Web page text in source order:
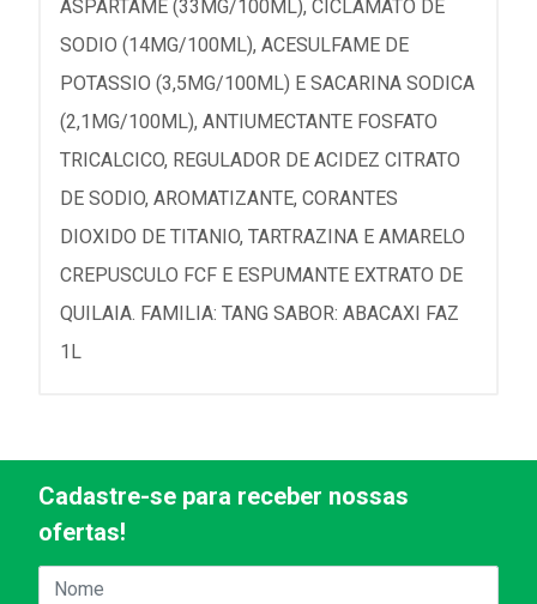
ASPARTAME (33MG/100ML), CICLAMATO DE
SODIO (14MG/100ML), ACESULFAME DE
POTASSIO (3,5MG/100ML) E SACARINA SODICA
(2,1MG/100ML), ANTIUMECTANTE FOSFATO
TRICALCICO, REGULADOR DE ACIDEZ CITRATO
DE SODIO, AROMATIZANTE, CORANTES
DIOXIDO DE TITANIO, TARTRAZINA E AMARELO
CREPUSCULO FCF E ESPUMANTE EXTRATO DE
QUILAIA. FAMILIA: TANG SABOR: ABACAXI FAZ
1L
Cadastre-se para receber nossas
ofertas!